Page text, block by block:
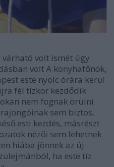
várható volt ismét úgy
volt A konyhafőnök,
este nyolc órára kerül
fél tízkor kezdődik
nem fognak örülni.
sem biztos,
esti kezdés, másrészt
nézői sem lehetnek
hiába jönnek az új
ha este tíz